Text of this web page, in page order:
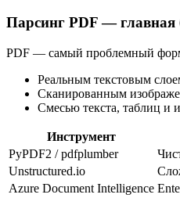
Парсинг PDF — главная
PDF — самый проблемный
Реальным текстовым
Сканированным
Смесью текста, таблиц и
Инструмент
PyPDF2 / pdfplumber
Unstructured.io
Azure Document Intelligence